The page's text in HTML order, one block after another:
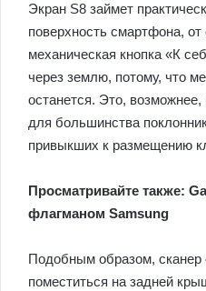
Экран S8 займет
поверхность смартфона, от
механическая кнопка «К
через землю, потому, что
останется. Это,
для большинства
привыкших к размещению
Просматривайте также:
флагманом Samsung
Подобным образом, сканер
поместиться на задней